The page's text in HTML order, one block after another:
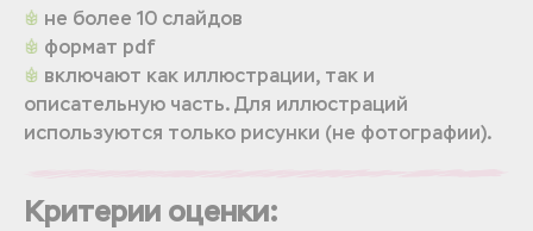
не более 10 слайдов
формат pdf
включают как иллюстрации, так и
описательную часть. Для иллюстраций
используются только рисунки (не фотографии).
Критерии оценки: